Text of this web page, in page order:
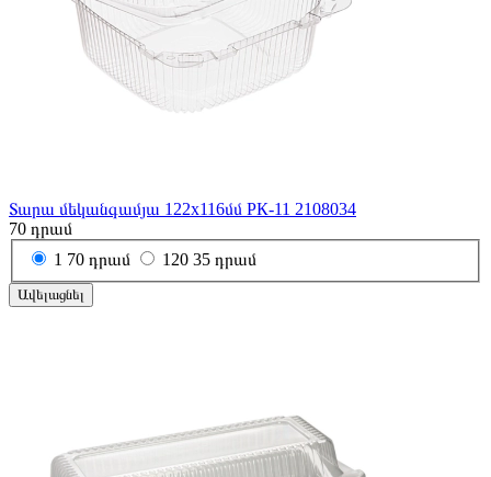
Տարա մեկանգամյա 122x116մմ РК-11 2108034
70 դրամ
1 70 դրամ 120 35 դրամ
Ավելացնել